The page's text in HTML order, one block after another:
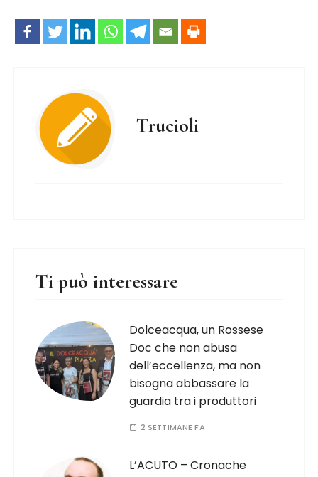
Trucioli
Ti può interessare
Dolceacqua, un Rossese
Doc che non abusa
dell’eccellenza, ma non
bisogna abbassare la
guardia tra i produttori
2 SETTIMANE FA
L’ACUTO – Cronache